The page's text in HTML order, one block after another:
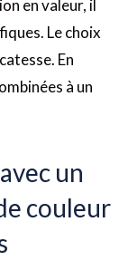
en valeur, il
Le choix
En
à un
un
couleur